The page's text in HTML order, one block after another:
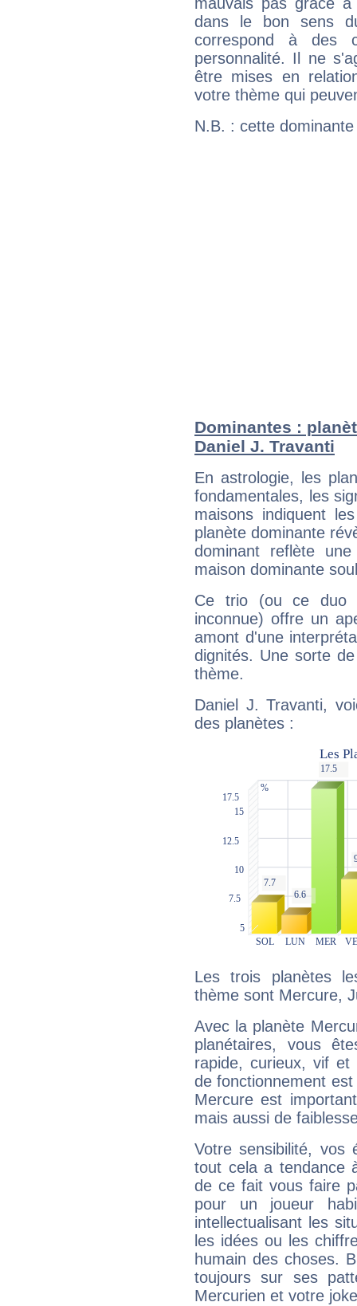
mauvais pas grâce
dans le bon sens
correspond à des
personnalité. Il ne
être mises en
votre thème qui
N.B. : cette
Dominantes :
Daniel J. Travanti
En astrologie, les
fondamentales, les
maisons indiquent
planète dominante
dominant reflète
maison dominante
Ce trio (ou ce duo
inconnue) offre un
amont d'une
dignités. Une sorte
thème.
Daniel J. Travanti,
des planètes :
Les trois planètes
thème sont Mercure,
Avec la planète
planétaires, vous
rapide, curieux, vif et
de fonctionnement
Mercure est
mais aussi de
Votre sensibilité,
tout cela a tendance
de ce fait vous faire
pour un joueur
intellectualisant les
les idées ou les
humain des choses.
toujours sur ses
Mercurien et votre